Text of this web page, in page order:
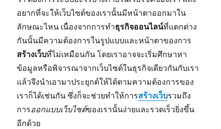
อยากที่จะให้เว็บไซต์ของเรานั้นมีหน้าตาออกมาใน
ลักษณะไหน เนื่องจากการทำธุรกิจออนไลน์ที่แตกต่าง
กันนั้นมีความต้องการในรูปแบบและหน้าตาของการ
สร้างเว็บที่ไม่เหมือนกัน โดยเราอาจจะเริ่มศึกษาหา
ข้อมูลหรือพิจารณาจากเว็บไซต์ในธุรกิจเดียวกันกับเรา
แล้วจึงนำเอามาประยุกต์ให้ได้ตามความต้องการของ
เราก็ได้เช่นกัน ซึ่งก็จะช่วยทำให้การสร้างเว็บรวมถึง
การออกแบบเว็บไซต์ของเรานั้นง่ายและรวดเร็วยิ่งขึ้น
อีกด้วย